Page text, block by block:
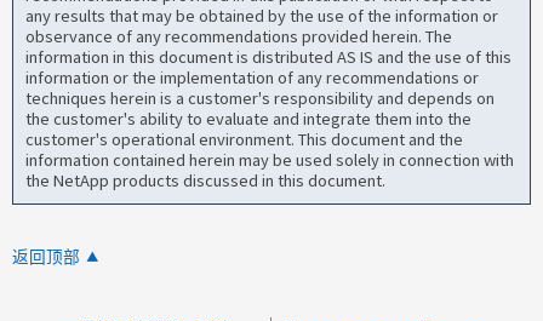
any results that may be obtained by the use of the information or
observance of any recommendations provided herein. The
information in this document is distributed AS IS and the use of this
information or the implementation of any recommendations or
techniques herein is a customer's responsibility and depends on
the customer's ability to evaluate and integrate them into the
customer's operational environment. This document and the
information contained herein may be used solely in connection with
the NetApp products discussed in this document.
返回顶部